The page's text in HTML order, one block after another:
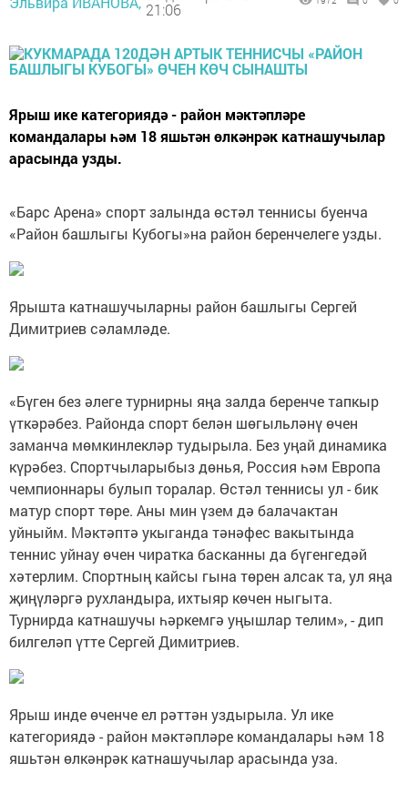
21:06
Ярыш ике категориядә - район мәктәпләре
командалары һәм 18 яшьтән өлкәнрәк катнашучылар
арасында узды.
«Барс Арена» спорт залында өстәл теннисы буенча
«Район башлыгы Кубогы»на район беренчелеге узды.
Ярышта катнашучыларны район башлыгы Сергей
Димитриев сәламләде.
«Бүген без әлеге турнирны яңа залда беренче тапкыр
үткәрәбез. Районда спорт белән шөгыльләнү өчен
заманча мөмкинлекләр тудырыла. Без уңай динамика
күрәбез. Спортчыларыбыз дөнья, Россия һәм Европа
чемпионнары булып торалар. Өстәл теннисы ул - бик
матур спорт төре. Аны мин үзем дә балачактан
уйныйм. Мәктәптә укыганда тәнәфес вакытында
теннис уйнау өчен чиратка басканны да бүгенгедәй
хәтерлим. Спортның кайсы гына төрен алсак та, ул яңа
җиңүләргә рухландыра, ихтыяр көчен ныгыта.
Турнирда катнашучы һәркемгә уңышлар телим», - дип
билгеләп үтте Сергей Димитриев.
Ярыш инде өченче ел рәттән уздырыла. Ул ике
категориядә - район мәктәпләре командалары һәм 18
яшьтән өлкәнрәк катнашучылар арасында уза.